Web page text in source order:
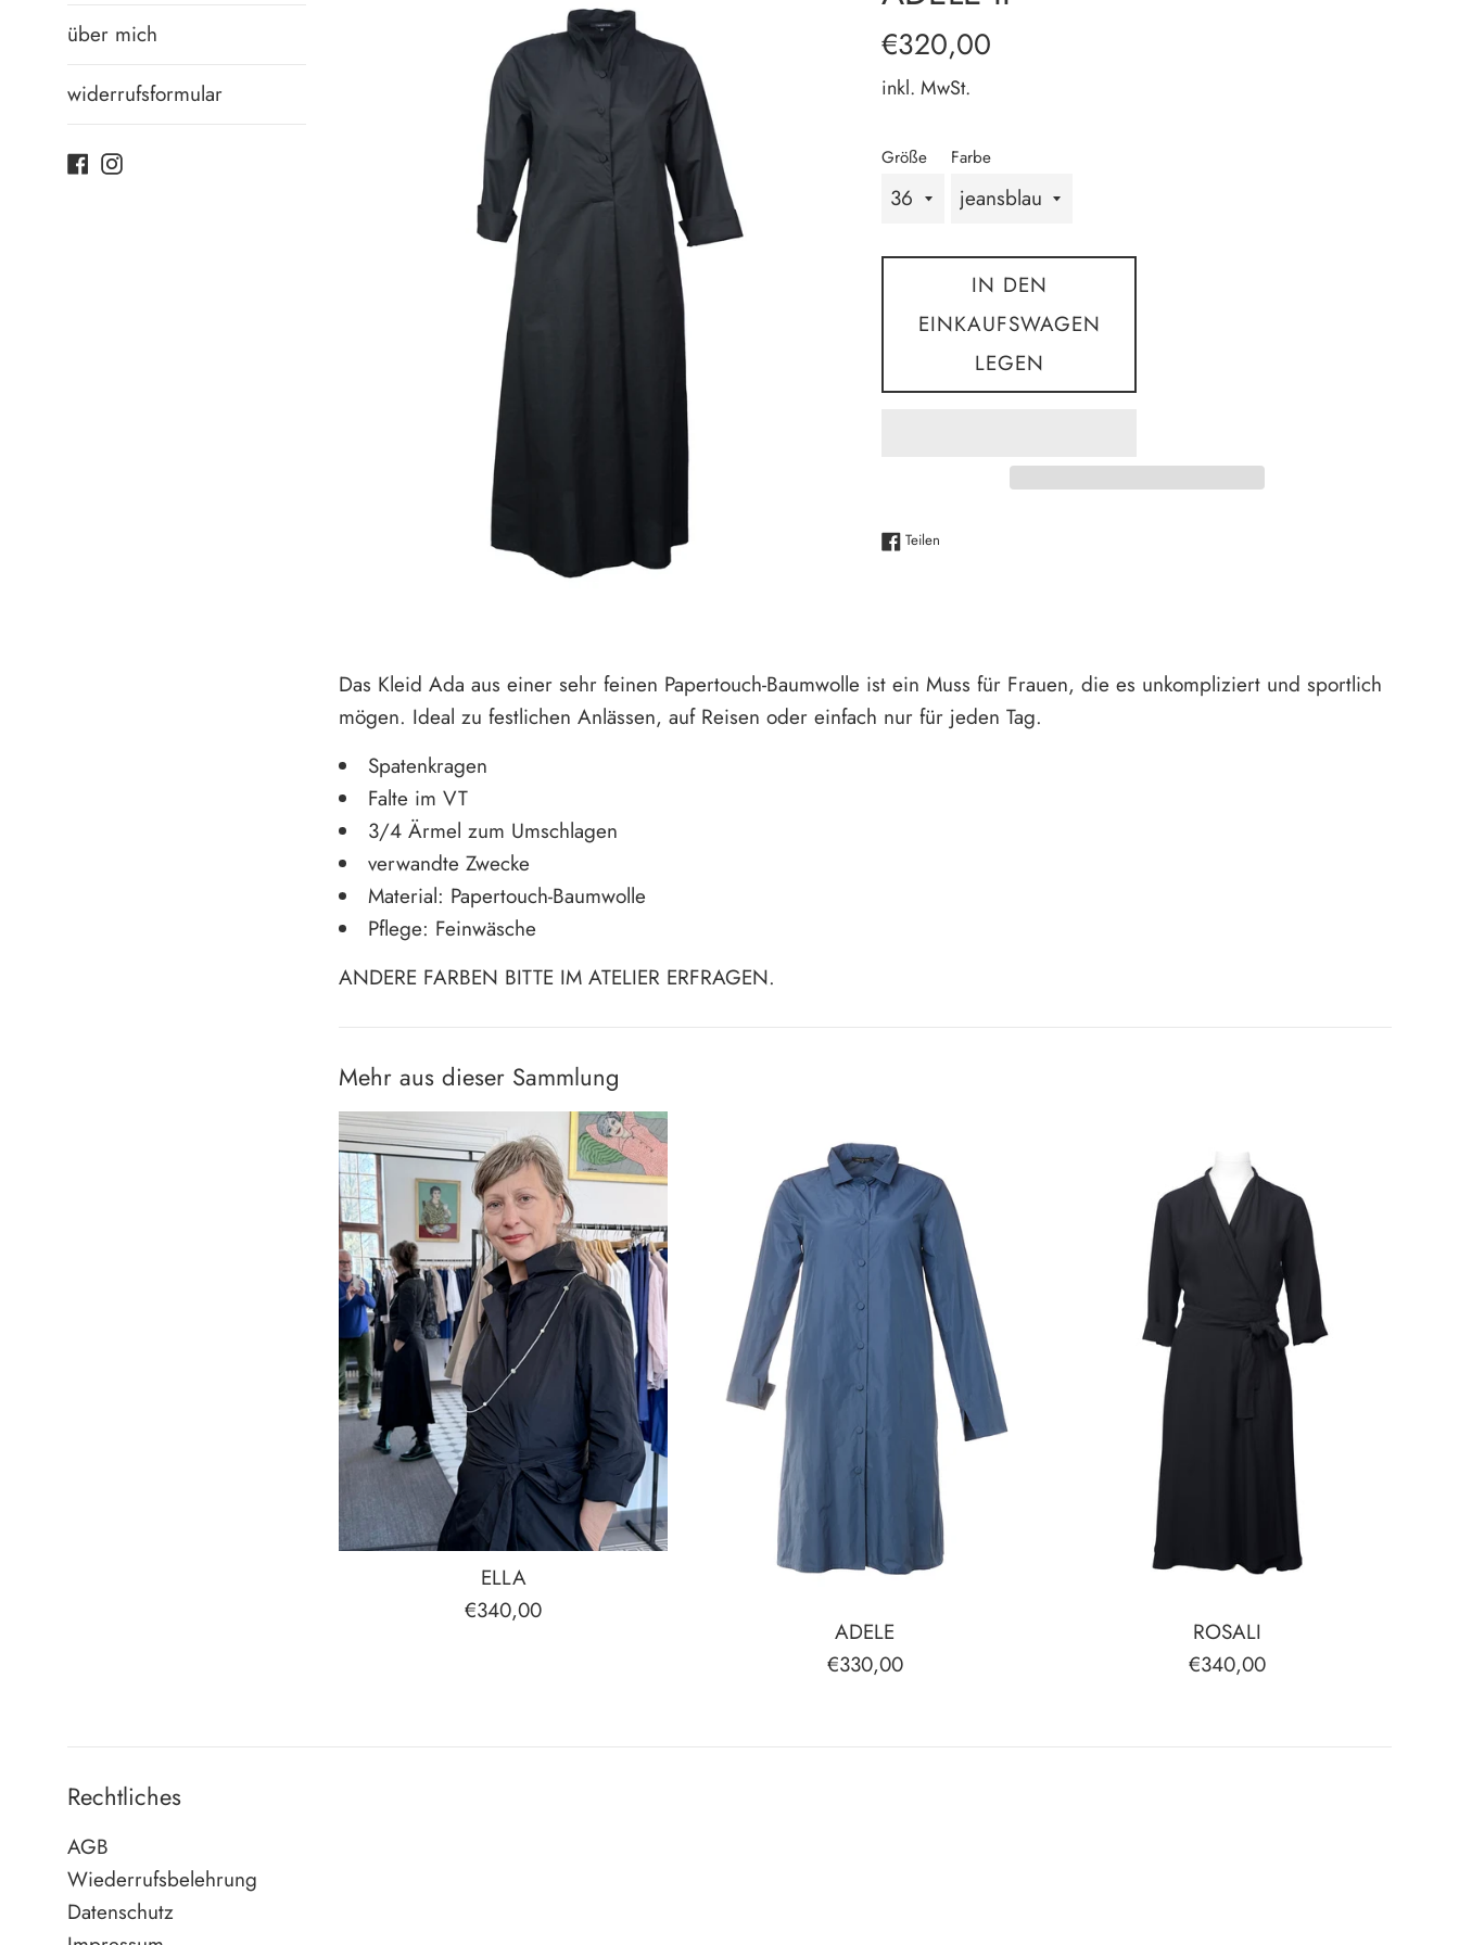
über mich
widerrufsformular
Facebook
Instagram
Normaler
€320,00
inkl. MwSt.
Größe Farbe
IN DEN
EINKAUFSWAGEN
LEGEN
Teilen
Das Kleid Ada aus einer sehr feinen Papertouch-Baumwolle ist ein Muss für Frauen, die es unkompliziert und sportlich
mögen. Ideal zu festlichen Anlässen, auf Reisen oder einfach nur für jeden Tag.
Spatenkragen
Falte im VT
3/4 Ärmel zum Umschlagen
verwandte Zwecke
Material: Papertouch-Baumwolle
Pflege: Feinwäsche
ANDERE FARBEN BITTE IM ATELIER ERFRAGEN.
Mehr aus dieser Sammlung
ELLA
Normaler
€340,00
ADELE
Normaler
€330,00
ROSALI
Normaler
€340,00
Rechtliches
AGB
Wiederrufsbelehrung
Datenschutz